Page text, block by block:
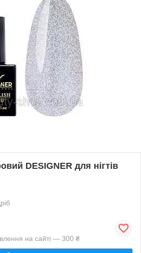
DESIGNER для нігтів
на сайті — 300 ₴